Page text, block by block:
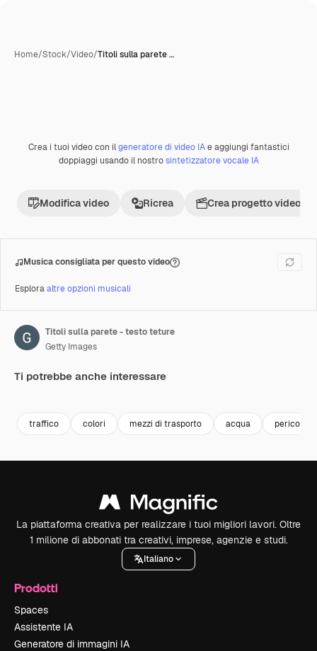
Home/Stock/Video/Titoli sulla parete …
Premium
Crea i tuoi video con ilgeneratore di video IAe aggiungi fantastici
doppiaggi usando il nostrosintetizzatore vocale IA
Modifica video Ricrea Crea progetto video
Musica consigliata per questo video
Esploraaltre opzioni musicali
Titoli sulla parete - testo teture
Getty Images
Ti potrebbe anche interessare
traffico colori mezzi di trasporto acqua pericolo
La piattaforma creativa per realizzare i tuoi migliori lavori. Oltre
1 milione di abbonati tra creativi, imprese, agenzie e studi.
Italiano
Prodotti
Spaces
Assistente IA
Generatore di immagini IA